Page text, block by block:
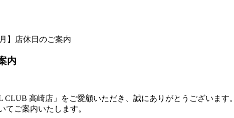
月】店休日のご案内
内
高崎店」をご愛顧いただき、誠にありがとうございます。
てご案内いたします。